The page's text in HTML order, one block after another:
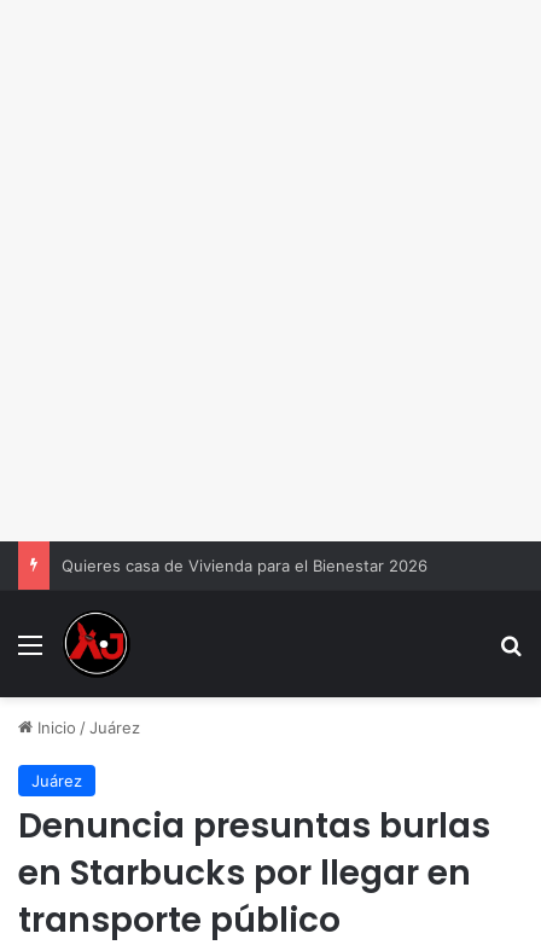
Quieres casa de Vivienda para el Bienestar 2026
Menu
Inicio /Juárez
Juárez
Denuncia presuntas burlas
en Starbucks por llegar en
transporte público